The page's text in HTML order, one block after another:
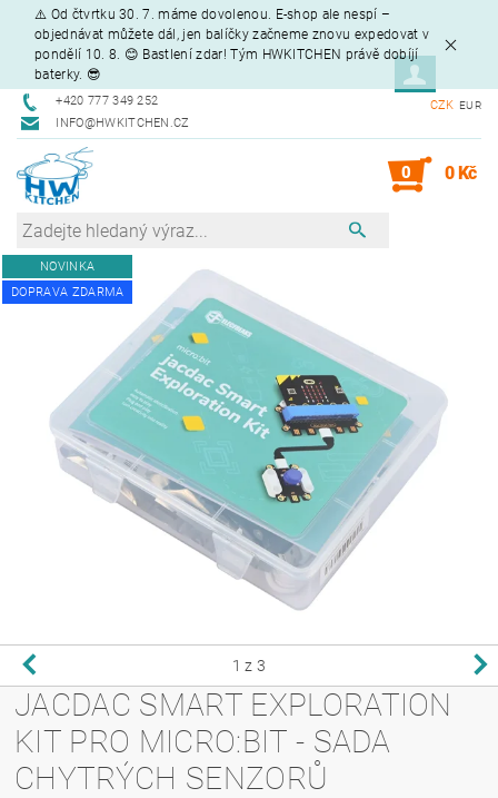
⚠️ Od čtvrtku 30. 7. máme dovolenou. E-shop ale nespí –
objednávat můžete dál, jen balíčky začneme znovu expedovat v
pondělí 10. 8. 😊 Bastlení zdar! Tým HWKITCHEN právě dobíjí
baterky. 😎
+420 777 349 252
INFO@HWKITCHEN.CZ
CZK EUR
0 0 Kč
NOVINKA
DOPRAVA ZDARMA
1 z 3
JACDAC SMART EXPLORATION
KIT PRO MICRO:BIT - SADA
CHYTRÝCH SENZORŮ